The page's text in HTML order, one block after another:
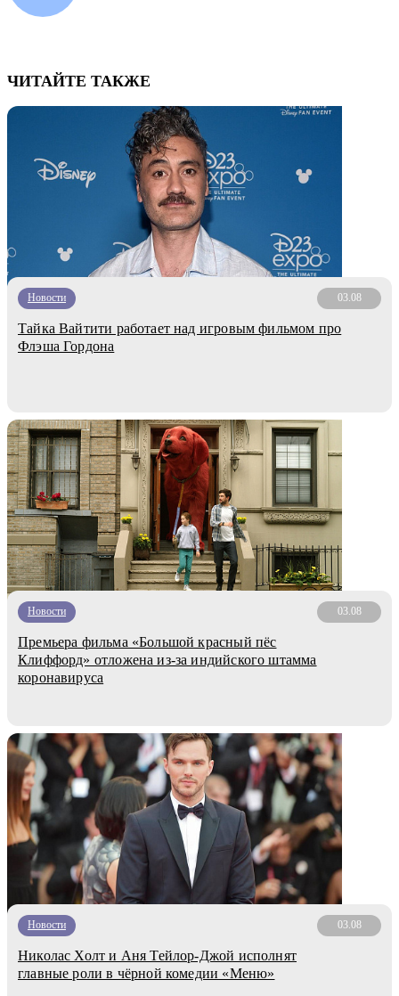
ЧИТАЙТЕ ТАКЖЕ
Новости 03.08
Тайка Вайтити работает над игровым фильмом про
Флэша Гордона
Новости 03.08
Премьера фильма «Большой красный пёс
Клиффорд» отложена из-за индийского штамма
коронавируса
Новости 03.08
Николас Холт и Аня Тейлор-Джой исполнят
главные роли в чёрной комедии «Меню»